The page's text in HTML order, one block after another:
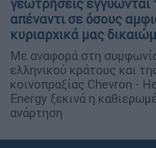
γεωτρήσεις εγγυώνται
απέναντι σε όσους
κυριαρχικά μας
Με αναφορά στη
ελληνικού κράτους και
κοινοπραξίας Chevron -
Energy ξεκινά η
ανάρτηση